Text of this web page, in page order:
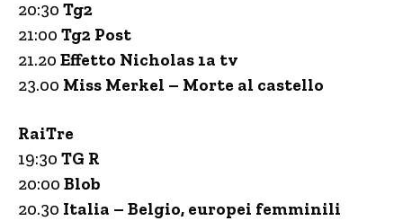
20:30 Tg2
21:00 Tg2 Post
21.20 Effetto Nicholas 1a tv
23.00 Miss Merkel – Morte al castello
RaiTre
19:30 TG R
20:00 Blob
20.30 Italia – Belgio, europei femminili